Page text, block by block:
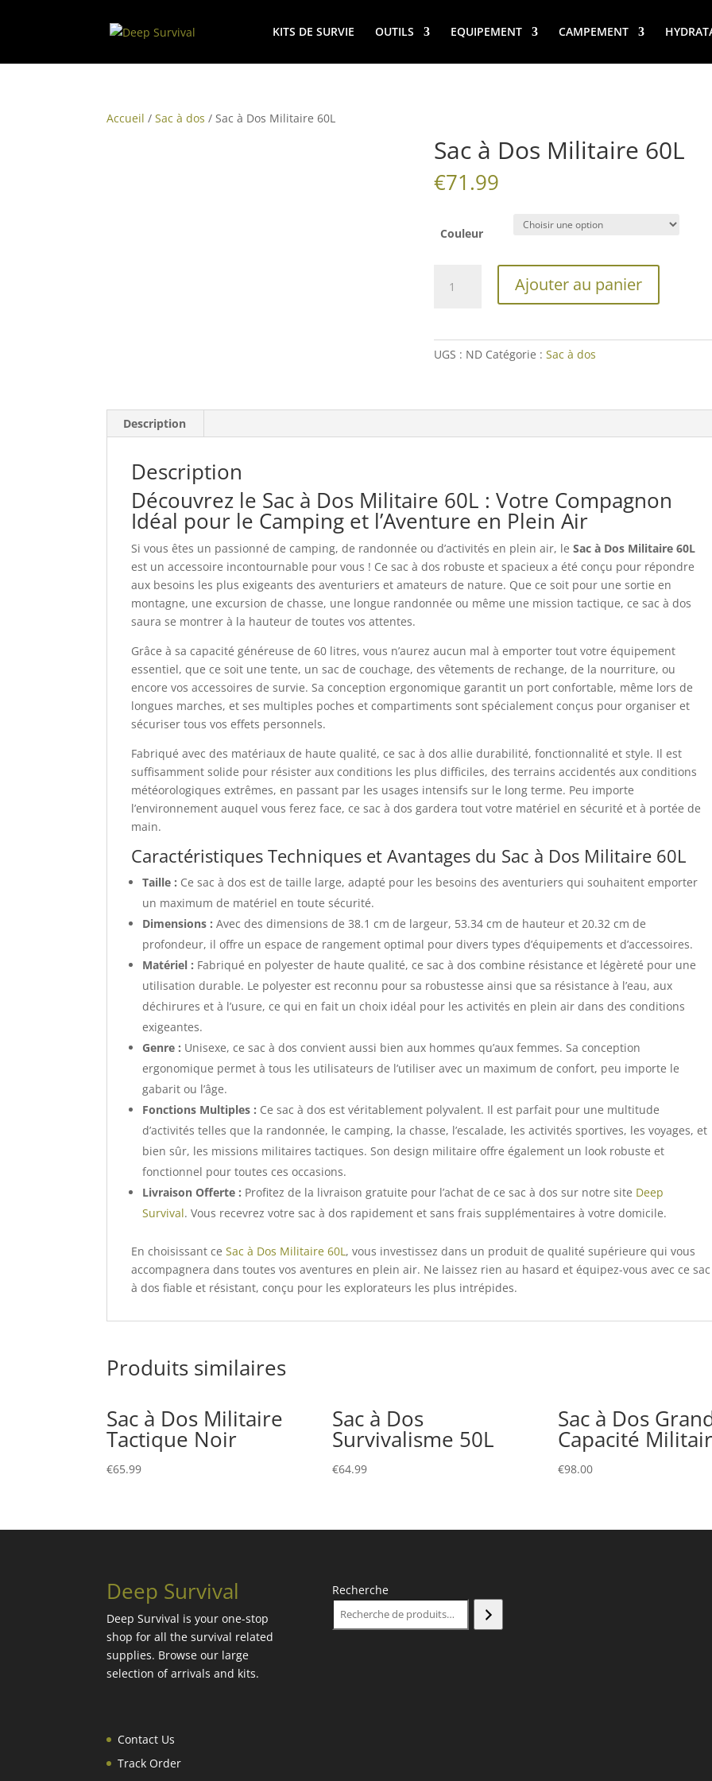
KITS DE SURVIE OUTILS EQUIPEMENT CAMPEMENT
Accueil /Sac à dos / Sac à Dos Militaire 60L
Sac à Dos Militaire 60L
€71.99
Couleur
Ajouter au panier
UGS : ND Catégorie :Sac à dos
Description
Description
Découvrez le Sac à Dos Militaire 60L : Votre Compagnon
Idéal pour le Camping et l’Aventure en Plein Air
Si vous êtes un passionné de camping, de randonnée ou d’activités en plein air, leSac à Dos Militaire 60L
est un accessoire incontournable pour vous ! Ce sac à dos robuste et spacieux a été conçu pour répondre
aux besoins les plus exigeants des aventuriers et amateurs de nature. Que ce soit pour une sortie en
montagne, une excursion de chasse, une longue randonnée ou même une mission tactique, ce sac à dos
saura se montrer à la hauteur de toutes vos attentes.
Grâce à sa capacité généreuse de 60 litres, vous n’aurez aucun mal à emporter tout votre équipement
essentiel, que ce soit une tente, un sac de couchage, des vêtements de rechange, de la nourriture, ou
encore vos accessoires de survie. Sa conception ergonomique garantit un port confortable, même lors de
longues marches, et ses multiples poches et compartiments sont spécialement conçus pour organiser et
sécuriser tous vos effets personnels.
Fabriqué avec des matériaux de haute qualité, ce sac à dos allie durabilité, fonctionnalité et style. Il est
suffisamment solide pour résister aux conditions les plus difficiles, des terrains accidentés aux conditions
météorologiques extrêmes, en passant par les usages intensifs sur le long terme. Peu importe
l’environnement auquel vous ferez face, ce sac à dos gardera tout votre matériel en sécurité et à portée de
main.
Caractéristiques Techniques et Avantages du Sac à Dos Militaire 60L
Taille : Ce sac à dos est de taille large, adapté pour les besoins des aventuriers qui souhaitent emporter
un maximum de matériel en toute sécurité.
Dimensions : Avec des dimensions de 38.1 cm de largeur, 53.34 cm de hauteur et 20.32 cm de
profondeur, il offre un espace de rangement optimal pour divers types d’équipements et d’accessoires.
Matériel : Fabriqué en polyester de haute qualité, ce sac à dos combine résistance et légèreté pour une
utilisation durable. Le polyester est reconnu pour sa robustesse ainsi que sa résistance à l’eau, aux
déchirures et à l’usure, ce qui en fait un choix idéal pour les activités en plein air dans des conditions
exigeantes.
Genre : Unisexe, ce sac à dos convient aussi bien aux hommes qu’aux femmes. Sa conception
ergonomique permet à tous les utilisateurs de l’utiliser avec un maximum de confort, peu importe le
gabarit ou l’âge.
Fonctions Multiples : Ce sac à dos est véritablement polyvalent. Il est parfait pour une multitude
d’activités telles que la randonnée, le camping, la chasse, l’escalade, les activités sportives, les voyages, et
bien sûr, les missions militaires tactiques. Son design militaire offre également un look robuste et
fonctionnel pour toutes ces occasions.
Livraison Offerte : Profitez de la livraison gratuite pour l’achat de ce sac à dos sur notre site Deep
Survival. Vous recevrez votre sac à dos rapidement et sans frais supplémentaires à votre domicile.
En choisissant ceSac à Dos Militaire 60L, vous investissez dans un produit de qualité supérieure qui vous
accompagnera dans toutes vos aventures en plein air. Ne laissez rien au hasard et équipez-vous avec ce sac
à dos fiable et résistant, conçu pour les explorateurs les plus intrépides.
Produits similaires
Sac à Dos Militaire
Tactique Noir
€65.99
Sac à Dos
Survivalisme 50L
€64.99
Sac à Dos
Capacité
€98.00
Deep Survival
Deep Survival is your one-stop
shop for all the survival related
supplies. Browse our large
selection of arrivals and kits.
Contact Us
Track Order
Recherche